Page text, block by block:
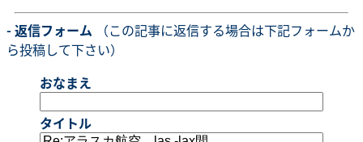
- 返信フォーム （この記事に返信する場合は下記フォームか
ら投稿して下さい）
おなまえ
タイトル